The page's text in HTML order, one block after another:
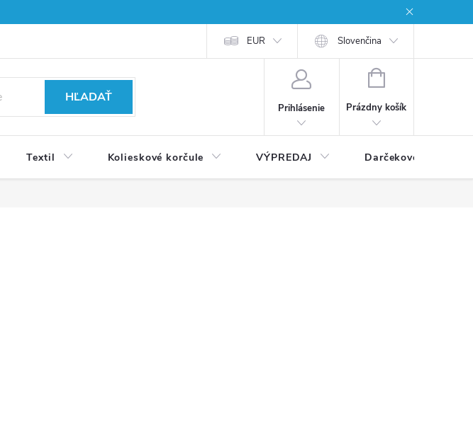
EUR Slovenčina
HĽADAŤ
Prihlásenie
NÁKUPNÝ
Prázdny košík
Textil Kolieskové korčule VÝPREDAJ Darčekové poukážky